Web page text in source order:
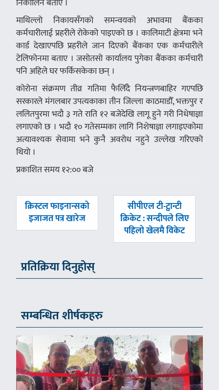
माथिल्लो निकायसँगको समन्वयको अभावमा बैंकका
कर्मचारीलाई प्रहरीले रोकेको पाइएको छ । कालिमाटी क्षेत्रमा भने
कार्ड देखाएपछि प्रहरीले जान दिएको बैंकका एक कर्मचारीले
टेलिफोनमा बताए । जसोतसो कार्यालय पुगेका बैंकका कर्मचारी
पनि अहिले घर फर्किसकेका छन् ।
कोरोना संक्रमण तीव्र गतिमा फैलिँदै नियन्त्रणबाहिर गएपछि
सरकारले मंगलबार उपत्यकाका तीन जिल्ला काठमाडौँ, भक्तपुर र
ललितपुरमा भदौ ३ गते राति १२ बजेदेखि लागू हुने गरी निधेषाज्ञा
लगाएको छ । भदौ १० गतेसम्मका लागि निशेषाज्ञा लगाइएकोमा
अत्यावश्यक सेवामा भने कुनै अवरोध नहुने उल्लेख गरिएको
थियो ।
प्रकाशित समय १२:०० बजे
पछिल्लाे
क्रिस्टल फाइनान्सको
इजाजत पत्र खारेज
अघिल्लाे
-
सीपीएल टी-ट्वान्टी
क्रिकेट : सन्दीपले लिए
पहिलो खेलमै विकेट
प्रतिक्रिया दिनुहोस्
सम्बन्धित शीर्षकहरु